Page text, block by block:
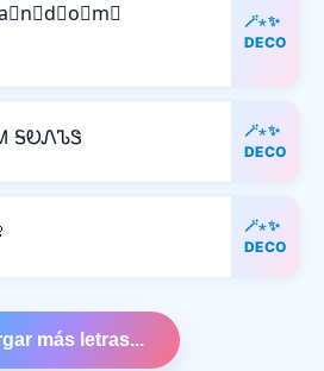
R⃒a⃒n⃒d⃒o⃒m⃒
🪄⋆✨
DECO
ᎦᎧᏁᏖᏕ
🪄⋆✨
DECO
🪄⋆✨
DECO
más letras...